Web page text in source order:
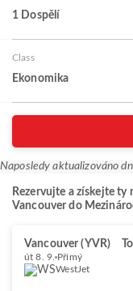
1 Dospělí
Class
Ekonomika
Naposledy aktualizováno
Rezervujte a získejte
Vancouver do
Vancouver (YVR)
út 8. 9. Přímý
WestJet